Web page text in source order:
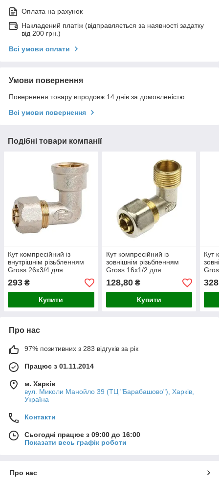
Оплата на рахунок
Накладений платіж (відправляється за наявності задатку
від 200 грн.)
Всі умови оплати
Умови повернення
Повернення товару впродовж 14 днів за домовленістю
Всі умови повернення
Подібні товари компанії
Кут компресійний із
внутрішнім різьбленням
Gross 26х3/4 для
металопластикових труб
293 ₴
Купити
Кут компресійний із
зовнішнім різьбленням
Gross 16х1/2 для
металопластикових труб
128,80₴
Купити
Кут
Про нас
97% позитивних з 283 відгуків за рік
Працює з 01.11.2014
м. Харків
вул. Миколи Манойло 39 (ТЦ "Барабашово"), Харків,
Україна
Контакти
Сьогодні працює з 09:00 до 16:00
Показати весь графік роботи
Про нас